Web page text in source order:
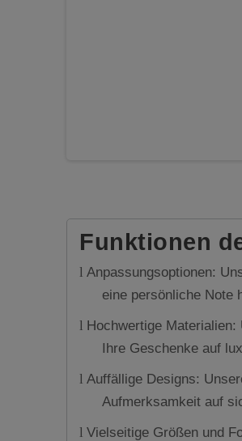
Funktionen
l Anpassungsoptionen:
eine persönliche Note
l Hochwertige
Ihre Geschenke auf
l Auffällige Designs:
Aufmerksamkeit auf
l Vielseitige Größen und